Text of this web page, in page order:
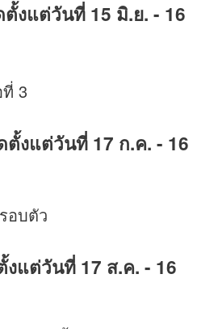
ตั้งแต่วันที่ 15 มิ.ย. - 16
3
ตั้งแต่วันที่ 17 ก.ค. - 16
อบตัว
งแต่วันที่ 17 ส.ค. - 16